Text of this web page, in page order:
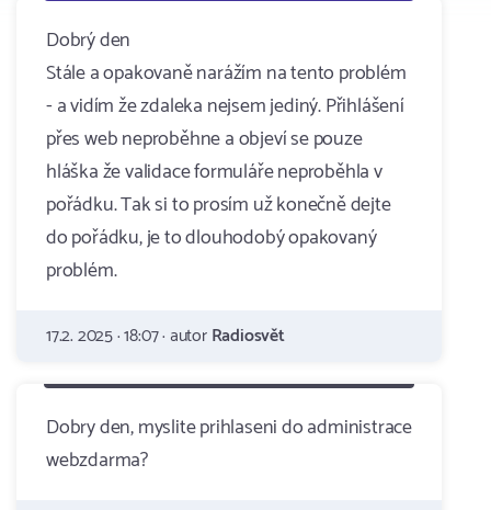
Dobrý den
Stále a opakovaně narážím na tento problém
- a vidím že zdaleka nejsem jediný. Přihlášení
přes web neproběhne a objeví se pouze
hláška že validace formuláře neproběhla v
pořádku. Tak si to prosím už konečně dejte
do pořádku, je to dlouhodobý opakovaný
problém.
17.2. 2025 · 18:07 · autorRadiosvět
Dobry den, myslite prihlaseni do administrace
webzdarma?